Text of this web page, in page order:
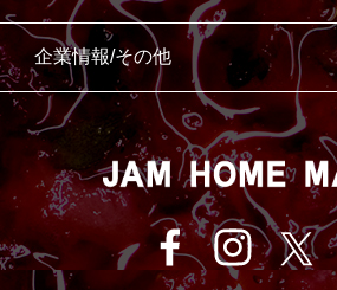
企業情報/その他